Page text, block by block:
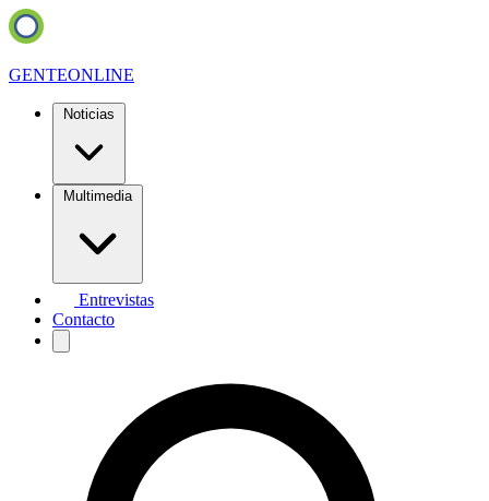
GENTEONLINE
Noticias
Multimedia
Entrevistas
Contacto